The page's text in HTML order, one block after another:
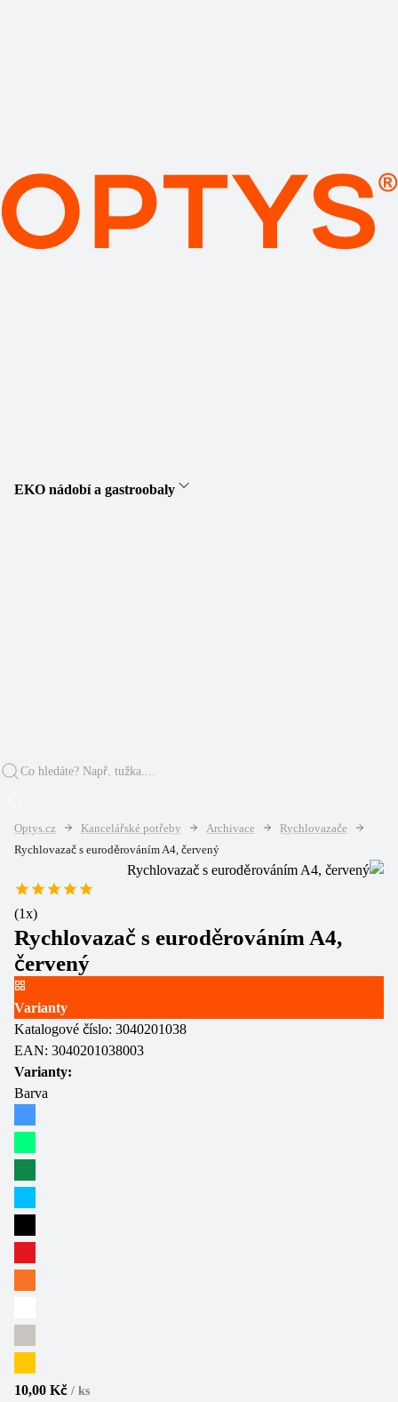
EKO nádobí a gastroobaly
Optys.cz Kancelářské potřeby Archivace
Rychlovazače
Rychlovazač s euroděrováním A4, červený
(1x)
Rychlovazač s euroděrováním A4,
červený
Varianty
Katalogové číslo: 3040201038
EAN: 3040201038003
Varianty:
Barva
10,00 Kč / ks